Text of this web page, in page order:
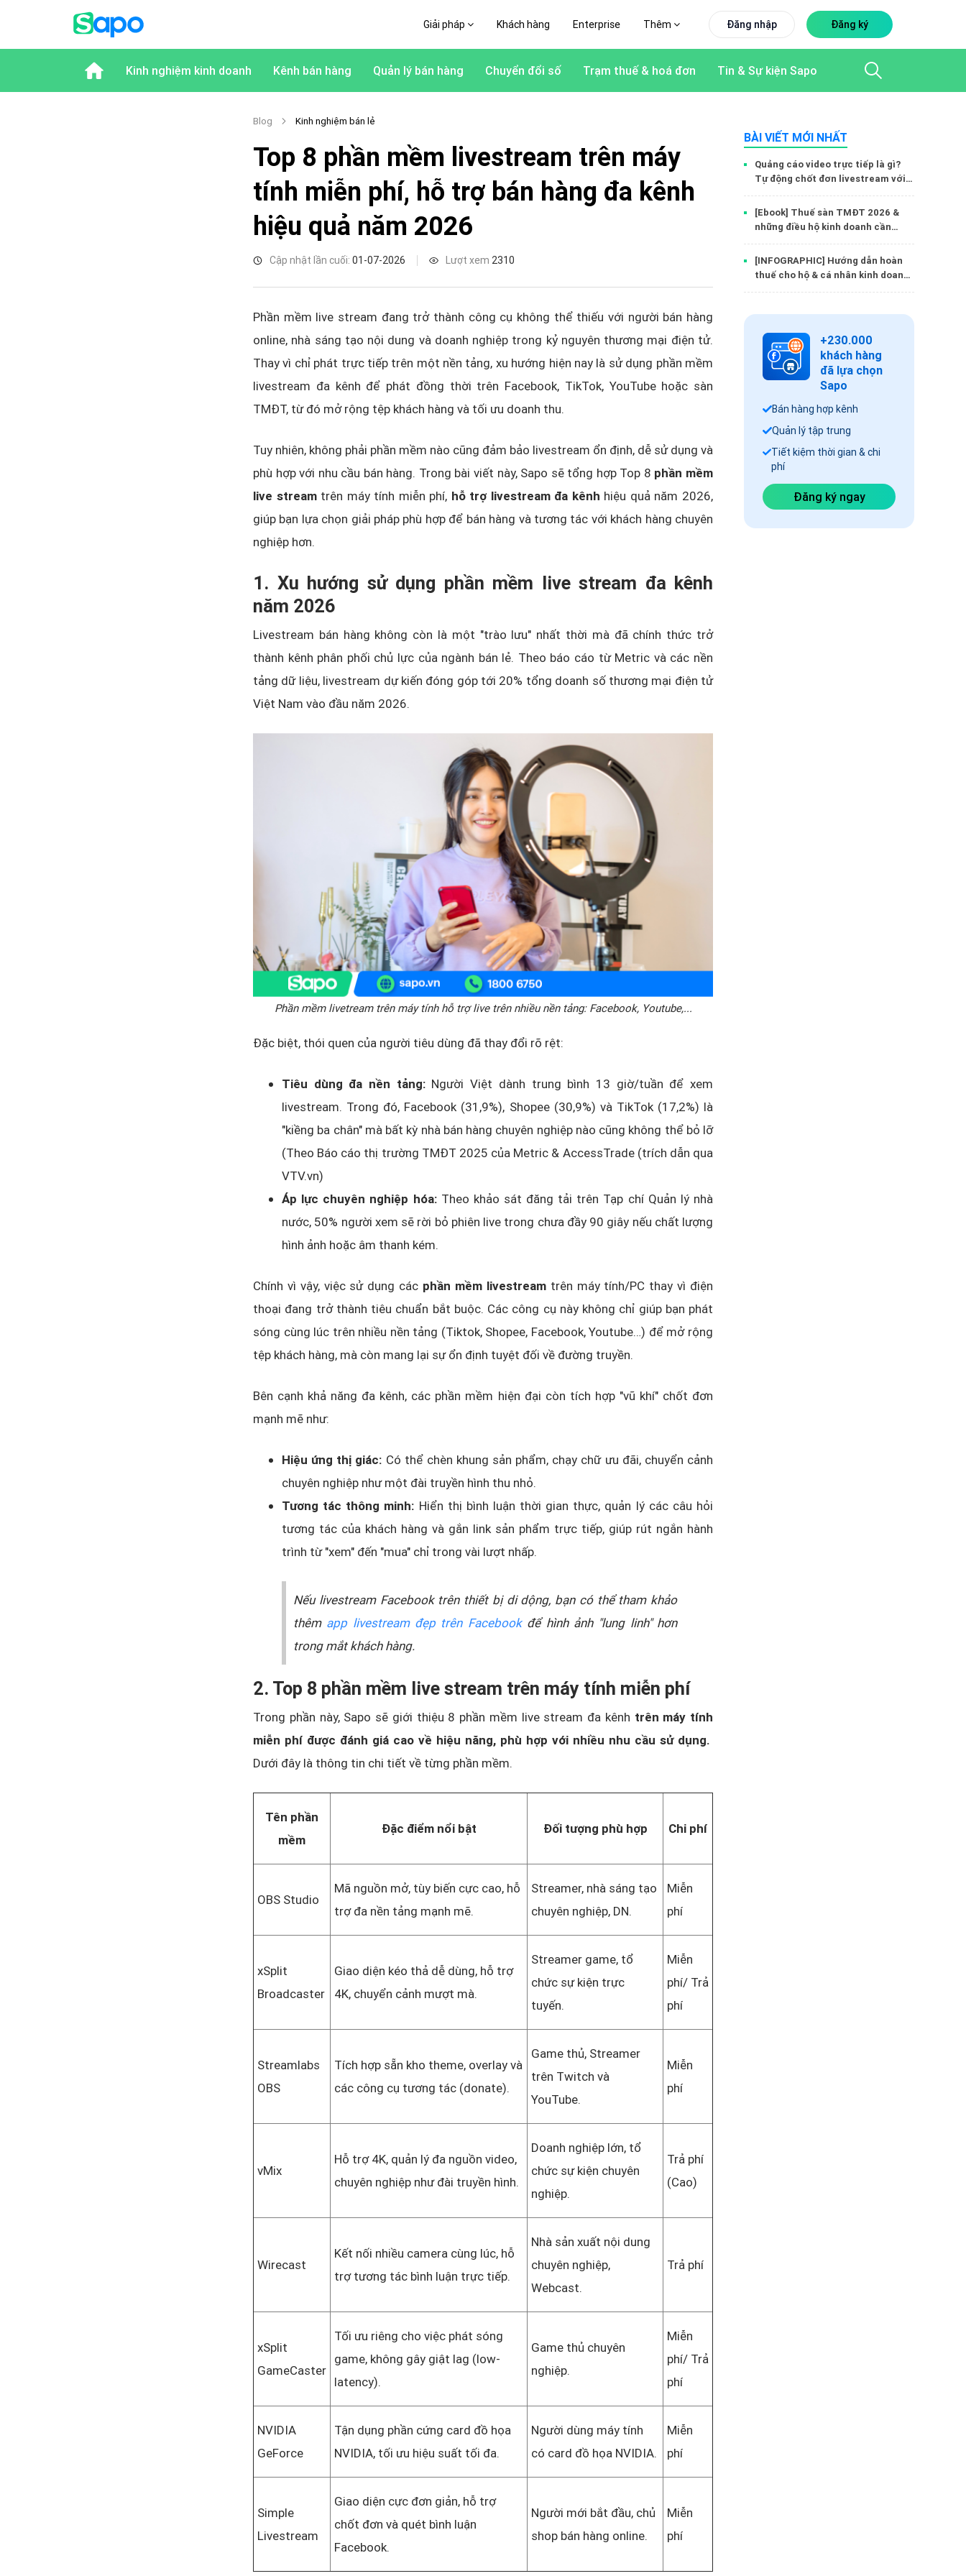
Giải pháp Khách hàng Enterprise Thêm Đăng nhập Đăng ký
Kinh nghiệm kinh doanh Kênh bán hàng Quản lý bán hàng Chuyển đổi số Trạm thuế & hoá đơn Tin & Sự kiện Sapo
BÀI VIẾT MỚI NHẤT
Quảng cáo video trực tiếp là gì?
Tự động chốt đơn livestream với
Trang thanh toán Sapo
[Ebook] Thuế sàn TMĐT 2026 &
những điều hộ kinh doanh cần
biết: Hiểu đúng - Làm chuẩn - Yên
tâm bán hàng
[INFOGRAPHIC] Hướng dẫn hoàn
thuế cho hộ & cá nhân kinh doanh
trên sàn TMĐT
+230.000
khách hàng
đã lựa chọn
Sapo
Bán hàng hợp kênh
Quản lý tập trung
Tiết kiệm thời gian & chi
phí
Đăng ký ngay
Blog Kinh nghiệm bán lẻ
Top 8 phần mềm livestream trên máy
tính miễn phí, hỗ trợ bán hàng đa kênh
hiệu quả năm 2026
Cập nhật lần cuối: 01-07-2026 Lượt xem 2310
Phần mềm live stream đang trở thành công cụ không thể thiếu với người bán hàng
online, nhà sáng tạo nội dung và doanh nghiệp trong kỷ nguyên thương mại điện tử.
Thay vì chỉ phát trực tiếp trên một nền tảng, xu hướng hiện nay là sử dụng phần mềm
livestream đa kênh để phát đồng thời trên Facebook, TikTok, YouTube hoặc sàn
TMĐT, từ đó mở rộng tệp khách hàng và tối ưu doanh thu.
Tuy nhiên, không phải phần mềm nào cũng đảm bảo livestream ổn định, dễ sử dụng và
phù hợp với nhu cầu bán hàng. Trong bài viết này, Sapo sẽ tổng hợp Top 8 phần mềm
live streamtrên máy tính miễn phí, hỗ trợ livestream đa kênh hiệu quả năm 2026,
giúp bạn lựa chọn giải pháp phù hợp để bán hàng và tương tác với khách hàng chuyên
nghiệp hơn.
1. Xu hướng sử dụng phần mềm live stream đa kênh
năm 2026
Livestream bán hàng không còn là một "trào lưu" nhất thời mà đã chính thức trở
thành kênh phân phối chủ lực của ngành bán lẻ. Theo báo cáo từ Metric và các nền
tảng dữ liệu, livestream dự kiến đóng góp tới 20% tổng doanh số thương mại điện tử
Việt Nam vào đầu năm 2026.
Phần mềm livetream trên máy tính hỗ trợ live trên nhiều nền tảng: Facebook, Youtube,...
Đặc biệt, thói quen của người tiêu dùng đã thay đổi rõ rệt:
Tiêu dùng đa nền tảng: Người Việt dành trung bình 13 giờ/tuần để xem
livestream. Trong đó, Facebook (31,9%), Shopee (30,9%) và TikTok (17,2%) là
"kiềng ba chân" mà bất kỳ nhà bán hàng chuyên nghiệp nào cũng không thể bỏ lỡ
(Theo Báo cáo thị trường TMĐT 2025 của Metric & AccessTrade (trích dẫn qua
VTV.vn)
Áp lực chuyên nghiệp hóa: Theo khảo sát đăng tải trên Tạp chí Quản lý nhà
nước, 50% người xem sẽ rời bỏ phiên live trong chưa đầy 90 giây nếu chất lượng
hình ảnh hoặc âm thanh kém.
Chính vì vậy, việc sử dụng các phần mềm livestreamtrên máy tính/PC thay vì điện
thoại đang trở thành tiêu chuẩn bắt buộc. Các công cụ này không chỉ giúp bạn phát
sóng cùng lúc trên nhiều nền tảng (Tiktok, Shopee, Facebook, Youtube…) để mở rộng
tệp khách hàng, mà còn mang lại sự ổn định tuyệt đối về đường truyền.
Bên cạnh khả năng đa kênh, các phần mềm hiện đại còn tích hợp "vũ khí" chốt đơn
mạnh mẽ như:
Hiệu ứng thị giác: Có thể chèn khung sản phẩm, chạy chữ ưu đãi, chuyển cảnh
chuyên nghiệp như một đài truyền hình thu nhỏ.
Tương tác thông minh: Hiển thị bình luận thời gian thực, quản lý các câu hỏi
tương tác của khách hàng và gắn link sản phẩm trực tiếp, giúp rút ngắn hành
trình từ "xem" đến "mua" chỉ trong vài lượt nhấp.
Nếu livestream Facebook trên thiết bị di dộng, bạn có thể tham khảo
thêm app livestream đẹp trên Facebookđể hình ảnh "lung linh" hơn
trong mắt khách hàng.
2. Top 8 phần mềm live stream trên máy tính miễn phí
Trong phần này, Sapo sẽ giới thiệu 8 phần mềm live stream đa kênh trên máy tính
miễn phí được đánh giá cao về hiệu năng, phù hợp với nhiều nhu cầu sử dụng.
Dưới đây là thông tin chi tiết về từng phần mềm.
Tên phần
mềm
Đặc điểm nổi bật Đối tượng phù hợp Chi phí
OBS Studio
Mã nguồn mở, tùy biến cực cao, hỗ
trợ đa nền tảng mạnh mẽ.
Streamer, nhà sáng tạo
chuyên nghiệp, DN.
Miễn
phí
xSplit
Broadcaster
Giao diện kéo thả dễ dùng, hỗ trợ
4K, chuyển cảnh mượt mà.
Streamer game, tổ
chức sự kiện trực
tuyến.
Miễn
phí/ Trả
phí
Streamlabs
OBS
Tích hợp sẵn kho theme, overlay và
các công cụ tương tác (donate).
Game thủ, Streamer
trên Twitch và
YouTube.
Miễn
phí
vMix
Hỗ trợ 4K, quản lý đa nguồn video,
chuyên nghiệp như đài truyền hình.
Doanh nghiệp lớn, tổ
chức sự kiện chuyên
nghiệp.
Trả phí
(Cao)
Wirecast
Kết nối nhiều camera cùng lúc, hỗ
trợ tương tác bình luận trực tiếp.
Nhà sản xuất nội dung
chuyên nghiệp,
Webcast.
Trả phí
xSplit
GameCaster
Tối ưu riêng cho việc phát sóng
game, không gây giật lag (low-
latency).
Game thủ chuyên
nghiệp.
Miễn
phí/ Trả
phí
NVIDIA
GeForce
Tận dụng phần cứng card đồ họa
NVIDIA, tối ưu hiệu suất tối đa.
Người dùng máy tính
có card đồ họa NVIDIA.
Miễn
phí
Simple
Livestream
Giao diện cực đơn giản, hỗ trợ
chốt đơn và quét bình luận
Facebook.
Người mới bắt đầu, chủ
shop bán hàng online.
Miễn
phí